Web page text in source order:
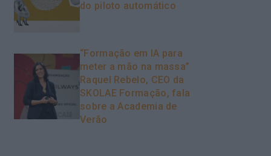
do piloto automático
“Formação em IA para
meter a mão na massa”
Raquel Rebelo, CEO da
SKOLAE Formação, fala
sobre a Academia de
Verão